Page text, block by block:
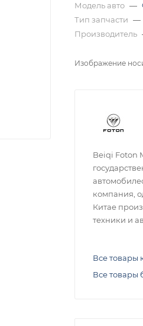
Модель авто —
Тип запчасти —
Производитель
Изображение
Beiqi Foton
компания,
Китае
техники и
Все товары
Все товары